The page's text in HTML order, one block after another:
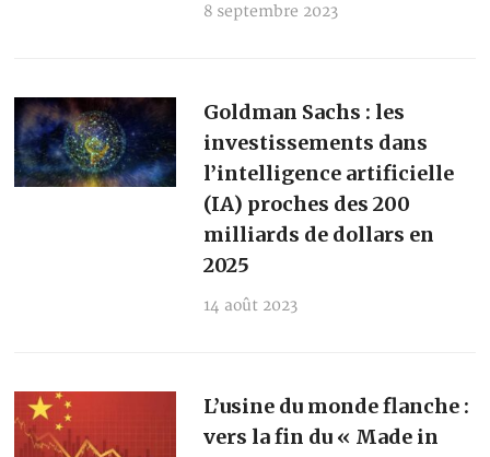
8 septembre 2023
Goldman Sachs : les
investissements dans
l’intelligence artificielle
(IA) proches des 200
milliards de dollars en
2025
14 août 2023
L’usine du monde flanche :
vers la fin du « Made in